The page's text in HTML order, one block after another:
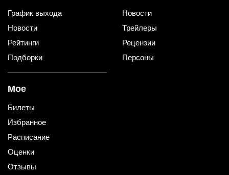
График выхода
Новости
Рейтинги
Подборки
Новости
Трейлеры
Рецензии
Персоны
Мое
Билеты
Избранное
Расписание
Оценки
Отзывы